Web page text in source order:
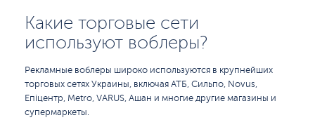
Какие торговые сети
используют воблеры?
Рекламные воблеры широко используются в крупнейших
торговых сетях Украины, включая АТБ, Сильпо, Novus,
Епіцентр, Metro, VARUS, Ашан и многие другие магазины и
супермаркеты.